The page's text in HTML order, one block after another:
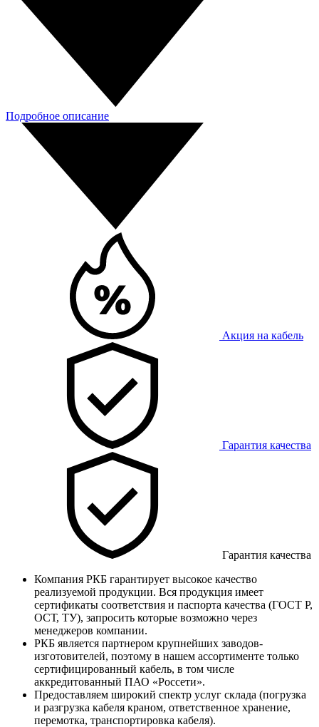
Подробное описание
Акция на кабель
Гарантия качества
Гарантия качества
Компания РКБ гарантирует высокое качество
реализуемой продукции. Вся продукция имеет
сертификаты соответствия и паспорта качества (ГОСТ Р,
ОСТ, ТУ), запросить которые возможно через
менеджеров компании.
РКБ является партнером крупнейших заводов-
изготовителей, поэтому в нашем ассортименте только
сертифицированный кабель, в том числе
аккредитованный ПАО «Россети».
Предоставляем широкий спектр услуг склада (погрузка
и разгрузка кабеля краном, ответственное хранение,
перемотка, транспортировка кабеля).